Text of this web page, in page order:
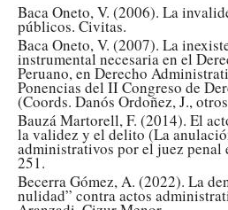
Baca Oneto, V. (2006). La
públicos. Civitas.
Baca Oneto, V. (2007). La
instrumental necesaria en el
Peruano, en Derecho
Ponencias del II Congreso de
(Coords. Danós Ordoñez, J.,
Bauzá Martorell, F. (2014). El
la validez y el delito (La
administrativos por el juez penal
251.
Becerra Gómez, A. (2022). La
nulidad” contra actos